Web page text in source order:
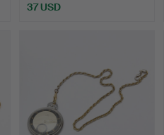
37 USD